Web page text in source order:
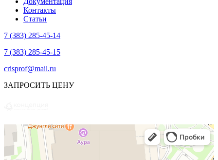
Контакты
Статьи
7 (383) 285-45-14
7 (383) 285-45-15
crisprof@mail.ru
ЗАПРОСИТЬ ЦЕНУ